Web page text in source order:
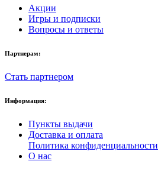
Акции
Игры и подписки
Вопросы и ответы
Партнерам:
Стать партнером
Информация:
Пункты выдачи
Доставка и оплата
Политика конфиденциальности
О нас